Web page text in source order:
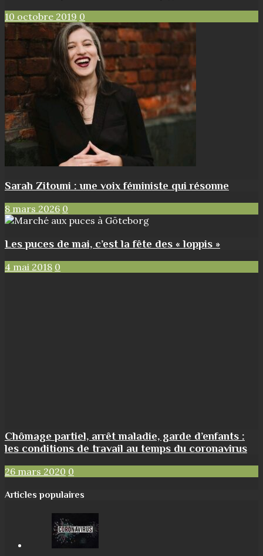
10 octobre 2019 0
Sarah Zitouni : une voix féministe qui résonne
8 mars 2026 0
Les puces de mai, c’est la fête des « loppis »
4 mai 2018 0
Chômage partiel, arrêt maladie, garde d’enfants :
les conditions de travail au temps du coronavirus
26 mars 2020 0
Articles populaires